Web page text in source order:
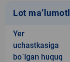
Lot
Yer
uchastkasiga
bo`lgan huquq